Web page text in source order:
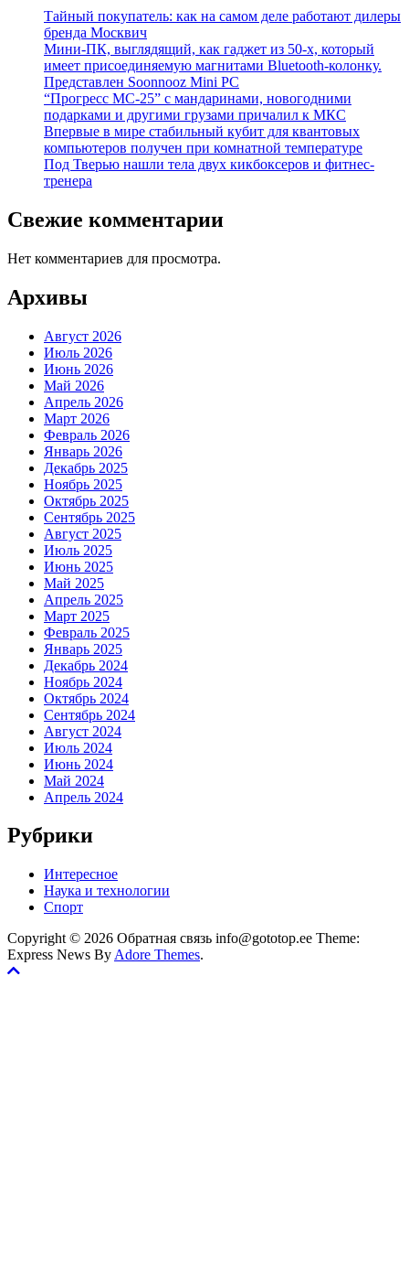
Тайный покупатель: как на самом деле работают дилеры
бренда Москвич
Мини-ПК, выглядящий, как гаджет из 50-х, который
имеет присоединяемую магнитами Bluetooth-колонку.
Представлен Soonnooz Mini PC
“Прогресс МС-25” с мандаринами, новогодними
подарками и другими грузами причалил к МКС
Впервые в мире стабильный кубит для квантовых
компьютеров получен при комнатной температуре
Под Тверью нашли тела двух кикбоксеров и фитнес-
тренера
Свежие комментарии
Нет комментариев для просмотра.
Архивы
Август 2026
Июль 2026
Июнь 2026
Май 2026
Апрель 2026
Март 2026
Февраль 2026
Январь 2026
Декабрь 2025
Ноябрь 2025
Октябрь 2025
Сентябрь 2025
Август 2025
Июль 2025
Июнь 2025
Май 2025
Апрель 2025
Март 2025
Февраль 2025
Январь 2025
Декабрь 2024
Ноябрь 2024
Октябрь 2024
Сентябрь 2024
Август 2024
Июль 2024
Июнь 2024
Май 2024
Апрель 2024
Рубрики
Интересное
Наука и технологии
Спорт
Copyright © 2026 Обратная связь info@gototop.ee Theme:
Express News By Adore Themes.